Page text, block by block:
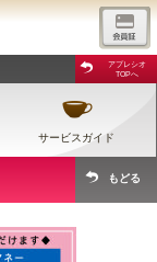
アプレシオ
TOPへ
サービスガイド
もどる